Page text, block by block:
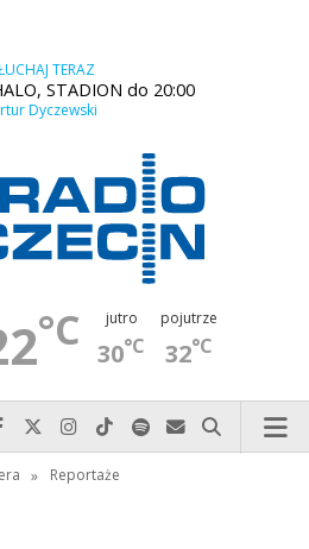
TERAZ
STADION do 20:00
Dyczewski
°C jutro
30°C
pojutrze
32°C
po prostu do nas zadzwoń
Odwiedź nas na Facebook-u
Odwiedź nas na X
Odwiedź nas na Instagram-ie
Odwiedź nas na TikTok-u
Szukaj nas na Spotify
Wyślij do nas
Szukaj
» Reportaże